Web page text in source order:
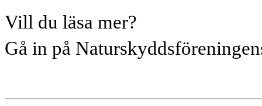
Vill du läsa mer?
Gå in på